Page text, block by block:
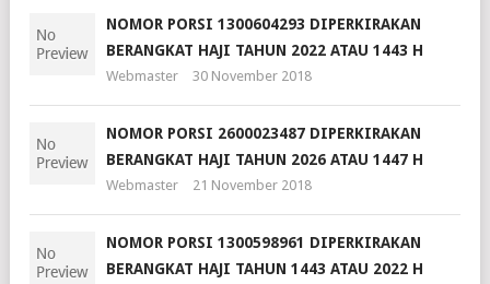
NOMOR PORSI 1300604293 DIPERKIRAKAN
BERANGKAT HAJI TAHUN 2022 ATAU 1443 H
Webmaster 30 November 2018
NOMOR PORSI 2600023487 DIPERKIRAKAN
BERANGKAT HAJI TAHUN 2026 ATAU 1447 H
Webmaster 21 November 2018
NOMOR PORSI 1300598961 DIPERKIRAKAN
BERANGKAT HAJI TAHUN 1443 ATAU 2022 H